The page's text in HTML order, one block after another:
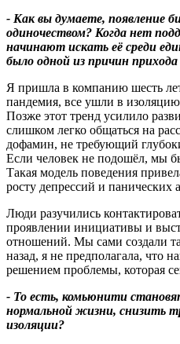
- Как вы думаете, появление
одиночеством? Когда нет
начинают искать её среди
было одной из причин
Я пришла в компанию шесть лет
пандемия, все ушли в
Позже этот тренд усилило
слишком легко общаться на
дофамин, не требующий
Если человек не подошёл, мы
Такая модель поведения
росту депрессий и панических
Люди разучились
проявлении инициативы и
отношений. Мы сами создали
назад, я не предполагала, что
решением проблемы, которая
- То есть, комьюнити
нормальной жизни, снизить
изоляции?